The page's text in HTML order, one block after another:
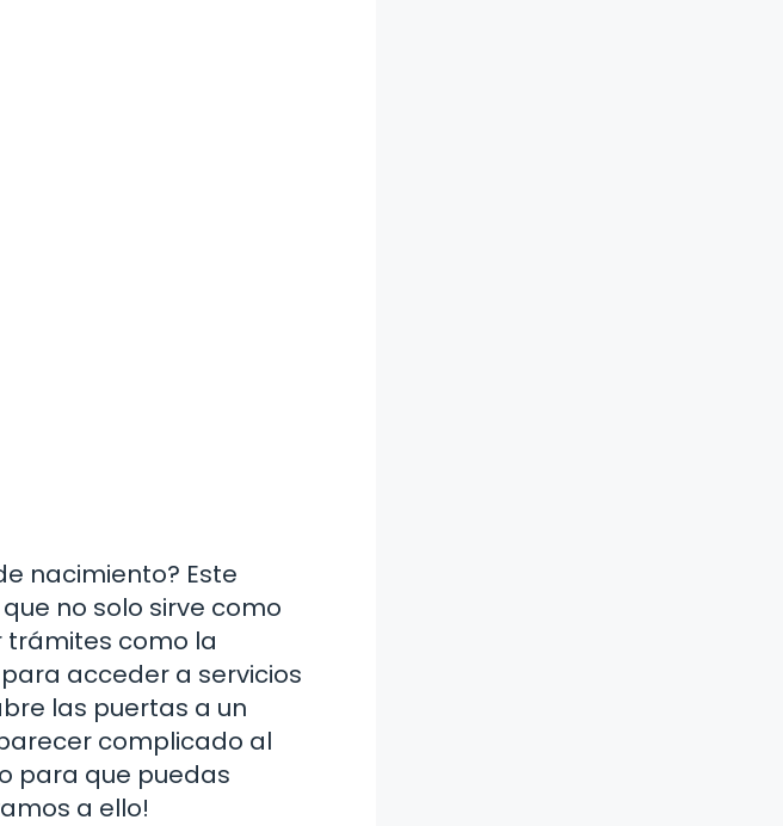
nacimiento? Este
no solo sirve como
trámites como la
acceder a servicios
las puertas a un
complicado al
para que puedas
a ello!